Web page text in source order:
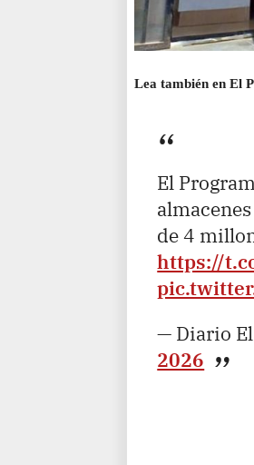
Lea también en El
El
de 4
https://
— Diario
2026